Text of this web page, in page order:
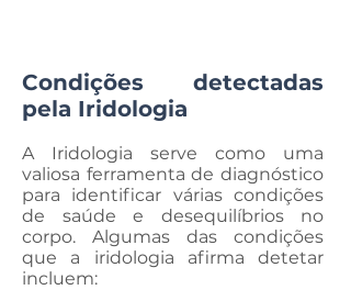
Condições detectadas
pela Iridologia
A Iridologia serve como uma
valiosa ferramenta de diagnóstico
para identificar várias condições
de saúde e desequilíbrios no
corpo. Algumas das condições
que a iridologia afirma detetar
incluem: